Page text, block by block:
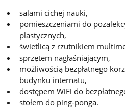
salami cichej nauki,
pomieszczeniami do
plastycznych,
świetlicą z rzutnikiem
sprzętem nagłaśniającym,
możliwością bezpłatnego
budynku internatu,
dostępem WiFi do
stołem do ping-ponga.